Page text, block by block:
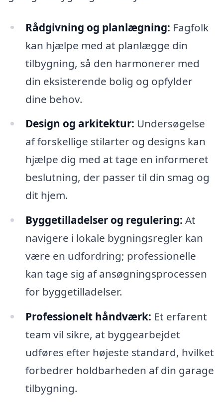
Rådgivning og planlægning: Fagfolk
kan hjælpe med at planlægge din
tilbygning, så den harmonerer med
din eksisterende bolig og opfylder
dine behov.
Design og arkitektur: Undersøgelse
af forskellige stilarter og designs kan
hjælpe dig med at tage en informeret
beslutning, der passer til din smag og
dit hjem.
Byggetilladelser og regulering: At
navigere i lokale bygningsregler kan
være en udfordring; professionelle
kan tage sig af ansøgningsprocessen
for byggetilladelser.
Professionelt håndværk: Et erfarent
team vil sikre, at byggearbejdet
udføres efter højeste standard, hvilket
forbedrer holdbarheden af din garage
tilbygning.